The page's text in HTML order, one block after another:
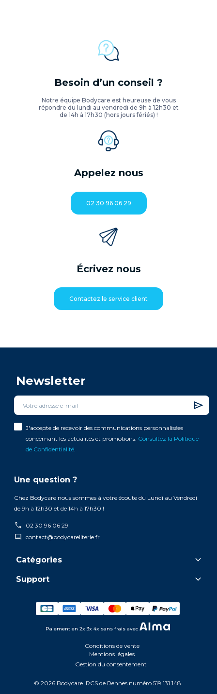
Besoin d’un conseil ?
Notre équipe Bodycare est heureuse de vous
répondre du lundi au vendredi de 9h à 12h30 et
de 14h à 17h30 (hors jours fériés) !
Appelez nous
02 30 96 06 29
Écrivez nous
Contactez le service client
Newsletter
J'accepte de recevoir des communications personnalisées
concernant les actualités et promotions. Consultez la Politique
de Confidentialité.
Une question ?
Chez Bodycare nous sommes à votre écoute du Lundi au Vendredi
de 9h à 12h30 et de 14h à 17h30 !
call 02 30 96 06 29
comment contact@bodycareliterie.fr
Catégories keyboard_arrow_down
Support keyboard_arrow_down
Paiement en 2x 3x 4x sans frais avec
© 2026 Bodycare. RCS de Rennes numéro 519 131 148
Conditions de vente
Mentions légales
Gestion du consentement